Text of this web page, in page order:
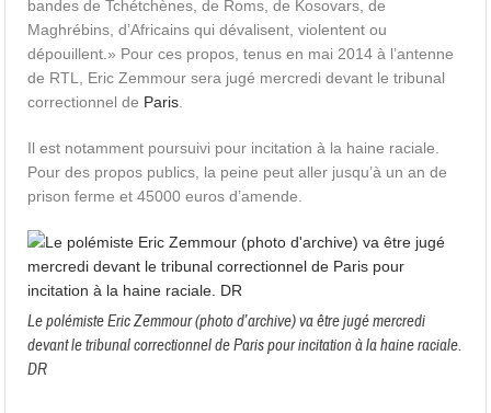
bandes de Tchétchènes, de Roms, de Kosovars, de
Maghrébins, d’Africains qui dévalisent, violentent ou
dépouillent.» Pour ces propos, tenus en mai 2014 à l’antenne
de RTL, Eric Zemmour sera jugé mercredi devant le tribunal
correctionnel de Paris
Il est notamment poursuivi pour incitation à la haine raciale.
Pour des propos publics, la peine peut aller jusqu’à un an de
prison ferme et 45000 euros d’amende.
Le polémiste Eric Zemmour (photo d’archive) va être jugé mercredi
devant le tribunal correctionnel de Paris pour incitation à la haine raciale.
DR